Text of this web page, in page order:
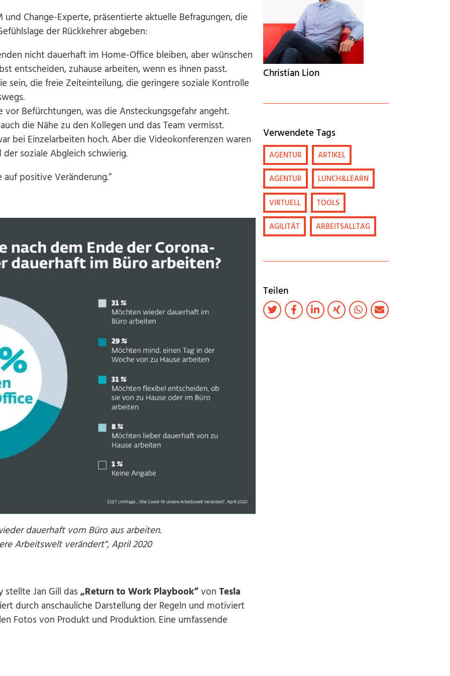
und Change-Experte, präsentierte aktuelle Befragungen, die
der Rückkehrer abgeben:
nicht dauerhaft im Home-Office bleiben, aber wünschen
entscheiden, zuhause arbeiten, wenn es ihnen passt.
sein, die freie Zeiteinteilung, die geringere soziale Kontrolle
Befürchtungen, was die Ansteckungsgefahr angeht.
die Nähe zu den Kollegen und das Team vermisst.
bei Einzelarbeiten hoch. Aber die Videokonferenzen waren
soziale Abgleich schwierig.
auf positive Veränderung.“
dauerhaft vom Büro aus arbeiten.
Arbeitswelt verändert", April 2020
stellte Jan Gill das„Return to Work Playbook“von Tesla
durch anschauliche Darstellung der Regeln und motiviert
Fotos von Produkt und Produktion. Eine umfassende
Christian Lion
Verwendete Tags
AGENTUR
ARTIKEL
AGENTUR
LUNCH&LEARN
VIRTUELL
TOOLS
AGILITÄT
ARBEITSALLTAG
Teilen